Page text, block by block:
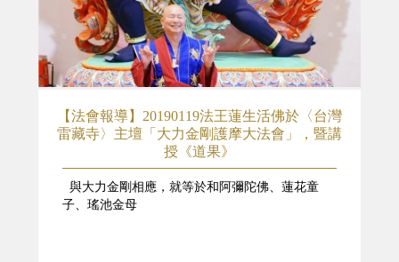
【法會報導】20190119法王蓮生活佛於〈台灣
雷藏寺〉主壇「大力金剛護摩大法會」，暨講
授《道果》
與大力金剛相應，就等於和阿彌陀佛、蓮花童
子、瑤池金母